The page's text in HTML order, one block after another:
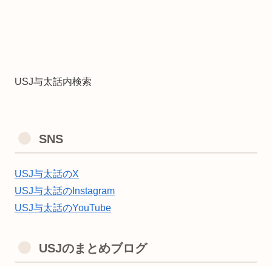
USJ与太話内検索
SNS
USJ与太話のX
USJ与太話のInstagram
USJ与太話のYouTube
USJのまとめブログ